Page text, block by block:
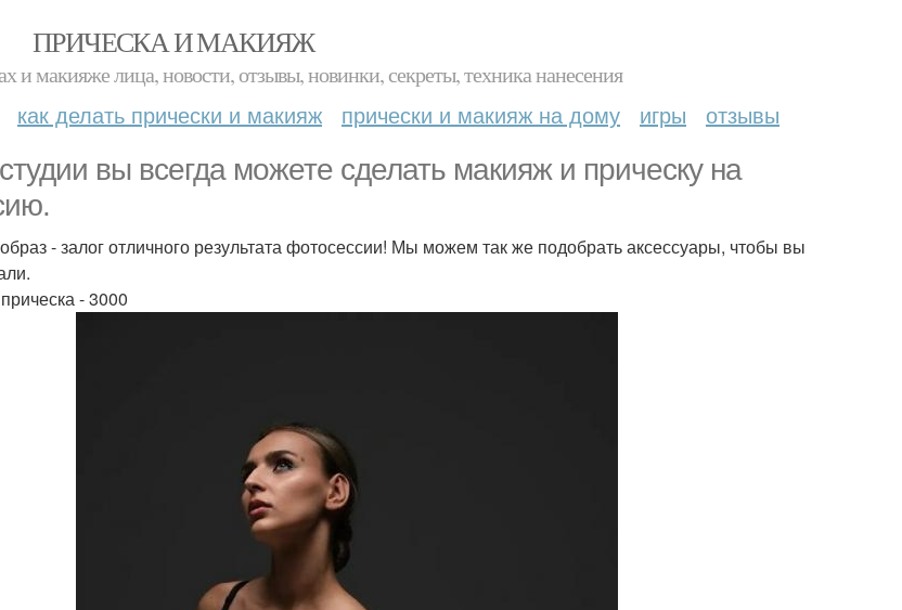
ПРИЧЕСКА И МАКИЯЖ
и макияже лица, новости, отзывы, новинки, секреты, техника нанесения
как делать прически и макияж прически и макияж на дому игры отзывы
вы всегда можете сделать макияж и прическу на
- залог отличного результата фотосессии! Мы можем так же подобрать аксессуары, чтобы вы
- 3000